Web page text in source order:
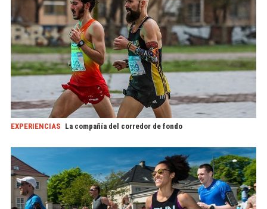
EXPERIENCIAS La compañía del corredor de fondo